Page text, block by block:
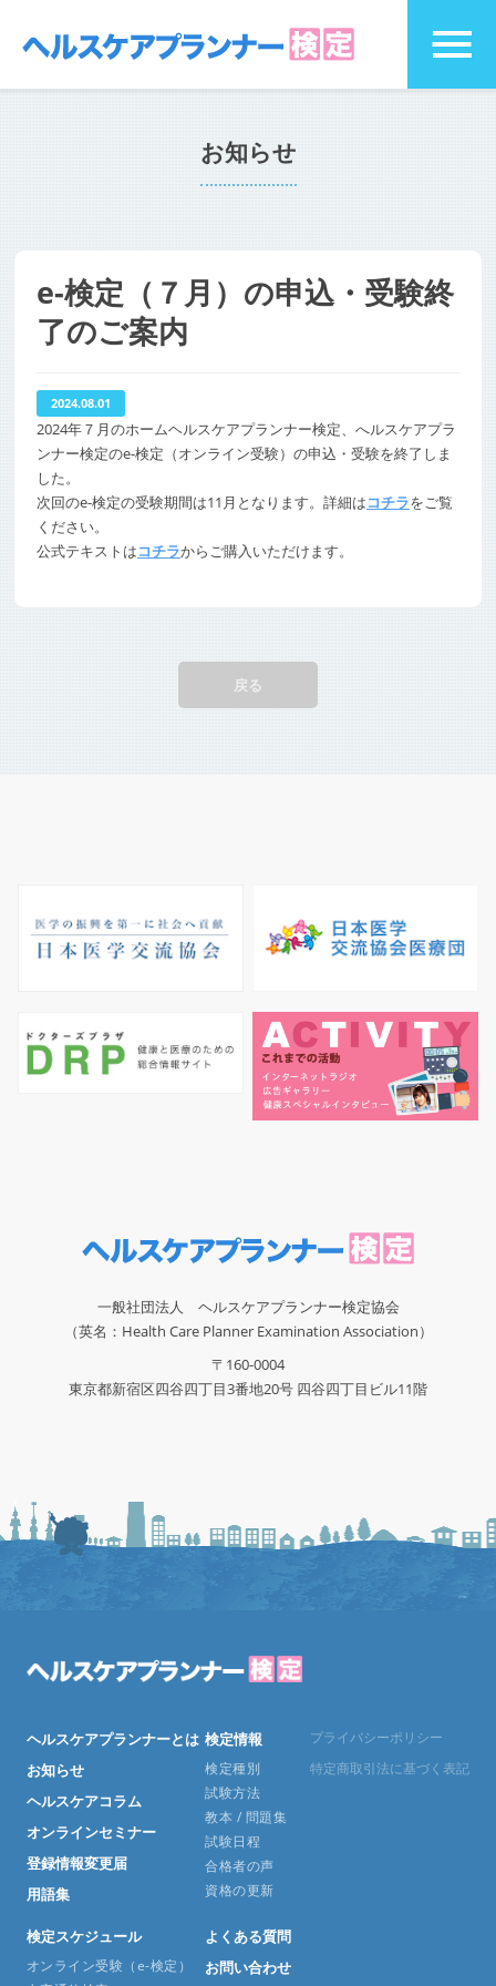
お知らせ
e-検定（７月）の申込・受験終
了のご案内
2024.08.01
2024年７月のホームヘルスケアプランナー検定、へルスケアプラ
ンナー検定のe-検定（オンライン受験）の申込・受験を終了しま
した。
次回のe-検定の受験期間は11月となります。詳細はコチラをご覧
ください。
公式テキストはコチラからご購入いただけます。
戻る
一般社団法人 ヘルスケアプランナー検定協会
（英名：Health Care Planner Examination Association）
〒160-0004
東京都新宿区四谷四丁目3番地20号 四谷四丁目ビル11階
ヘルスケアプランナーとは
お知らせ
ヘルスケアコラム
オンラインセミナー
登録情報変更届
用語集
検定情報
検定種別
試験方法
教本 / 問題集
試験日程
合格者の声
資格の更新
検定スケジュール
オンライン受験（e-検定）
よくある質問
お問い合わせ
プライバシーポリシー
特定商取引法に基づく表記